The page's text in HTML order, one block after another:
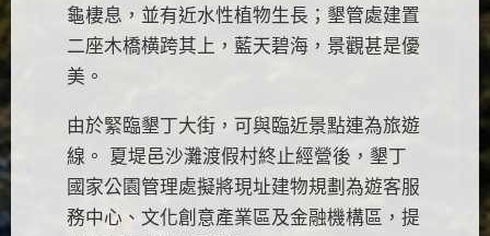
龜棲息，並有近水性植物生長；墾管處建置
二座木橋横跨其上，藍天碧海，景觀甚是優
美。
由於緊臨墾丁大街，可與臨近景點連為旅遊
線。 夏堤邑沙灘渡假村終止經營後，墾丁
國家公園管理處擬將現址建物規劃為遊客服
務中心、文化創意產業區及金融機構區，提